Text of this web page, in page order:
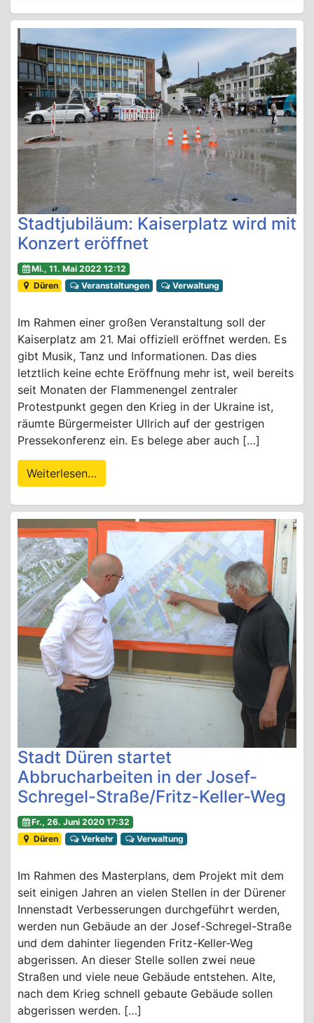
Stadtjubiläum: Kaiserplatz wird mit
Konzert eröffnet
Mi., 11. Mai 2022 12:12
Düren
Veranstaltungen Verwaltung
Im Rahmen einer großen Veranstaltung soll der
Kaiserplatz am 21. Mai offiziell eröffnet werden. Es
gibt Musik, Tanz und Informationen. Das dies
letztlich keine echte Eröffnung mehr ist, weil bereits
seit Monaten der Flammenengel zentraler
Protestpunkt gegen den Krieg in der Ukraine ist,
räumte Bürgermeister Ullrich auf der gestrigen
Pressekonferenz ein. Es belege aber auch […]
Weiterlesen…
Stadt Düren startet
Abbrucharbeiten in der Josef-
Schregel-Straße/Fritz-Keller-Weg
Fr., 26. Juni 2020 17:32
Düren
Verkehr Verwaltung
Im Rahmen des Masterplans, dem Projekt mit dem
seit einigen Jahren an vielen Stellen in der Dürener
Innenstadt Verbesserungen durchgeführt werden,
werden nun Gebäude an der Josef-Schregel-Straße
und dem dahinter liegenden Fritz-Keller-Weg
abgerissen. An dieser Stelle sollen zwei neue
Straßen und viele neue Gebäude entstehen. Alte,
nach dem Krieg schnell gebaute Gebäude sollen
abgerissen werden. […]